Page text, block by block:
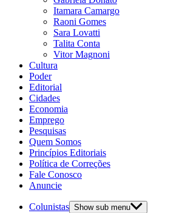
Itamara Camargo
Raoni Gomes
Sara Lovatti
Talita Conta
Vitor Magnoni
Cultura
Poder
Editorial
Cidades
Economia
Emprego
Pesquisas
Quem Somos
Princípios Editoriais
Política de Correções
Fale Conosco
Anuncie
Colunistas Show sub menu